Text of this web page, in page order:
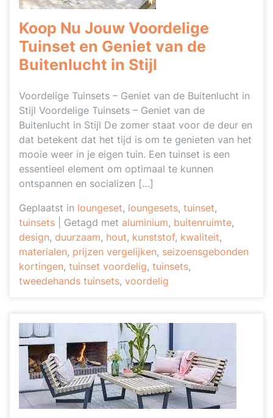
Koop Nu Jouw Voordelige
Tuinset en Geniet van de
Buitenlucht in Stijl
Voordelige Tuinsets – Geniet van de Buitenlucht in
Stijl Voordelige Tuinsets – Geniet van de
Buitenlucht in Stijl De zomer staat voor de deur en
dat betekent dat het tijd is om te genieten van het
mooie weer in je eigen tuin. Een tuinset is een
essentieel element om optimaal te kunnen
ontspannen en socializen […]
Geplaatst in loungeset, loungesets, tuinset,
tuinsets
Getagd met aluminium, buitenruimte,
design, duurzaam, hout, kunststof, kwaliteit,
materialen, prijzen vergelijken, seizoensgebonden
kortingen, tuinset voordelig, tuinsets,
tweedehands tuinsets, voordelig